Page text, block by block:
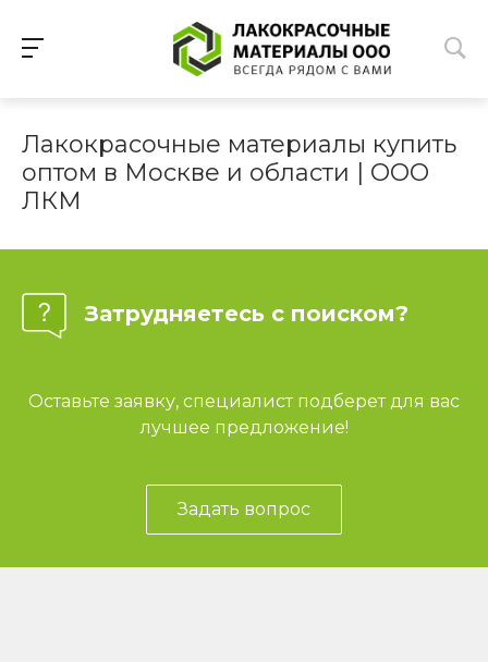
Лакокрасочные материалы купить
оптом в Москве и области | ООО
ЛКМ
Затрудняетесь с поиском?
Оставьте заявку, специалист подберет для вас
лучшее предложение!
Задать вопрос